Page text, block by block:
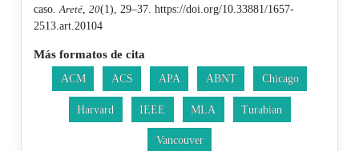
caso.Areté,20(1), 29–37. https://doi.org/10.33881/1657-
2513.art.20104
Más formatos de cita
ACM ACS APA ABNT Chicago
Harvard IEEE MLA Turabian
Vancouver